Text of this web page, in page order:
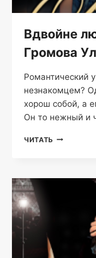
Вдвойне
Громова
Романтический
незнакомцем?
хорош собой, а
Он то нежный и
ЧИТАТЬ ВДВОЙНЕ
УЛЬЯНА